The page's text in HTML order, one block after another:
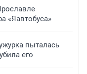
«Яавтобуса»
пыталась
его